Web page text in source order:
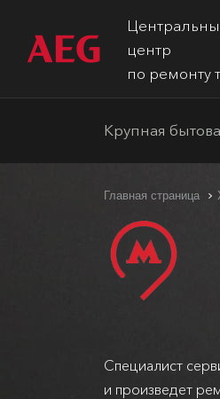
центр
по ремонту
Крупная
Главная страница
Специалист
и произведет